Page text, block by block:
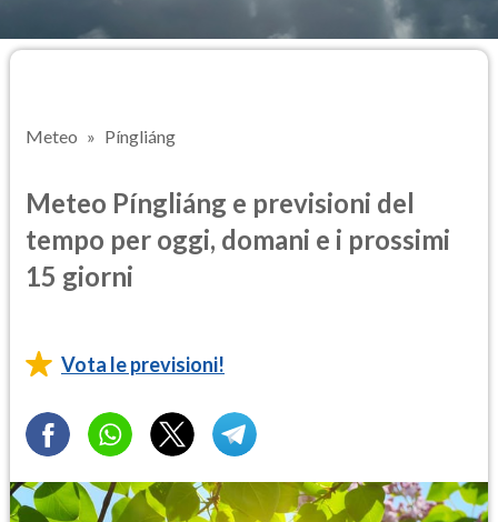
Meteo Píngliáng
Meteo Píngliáng e previsioni del
tempo per oggi, domani e i prossimi
15 giorni
Vota le previsioni!